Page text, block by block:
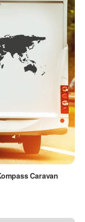
Caravan